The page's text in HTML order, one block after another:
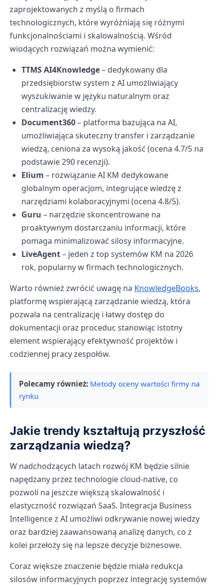
zaprojektowanych z myślą o firmach
technologicznych, które wyróżniają się różnymi
funkcjonalnościami i skalowalnością. Wśród
wiodących rozwiązań można wymienić:
TTMS AI4Knowledge– dedykowany dla
przedsiębiorstw system z AI umożliwiający
wyszukiwanie w języku naturalnym oraz
centralizację wiedzy.
Document360– platforma bazująca na AI,
umożliwiająca skuteczny transfer i zarządzanie
wiedzą, ceniona za wysoką jakość (ocena 4.7/5 na
podstawie 290 recenzji).
Elium – rozwiązanie AI KM dedykowane
globalnym operacjom, integrujące wiedzę z
narzędziami kolaboracyjnymi (ocena 4.8/5).
Guru – narzędzie skoncentrowane na
proaktywnym dostarczaniu informacji, które
pomaga minimalizować silosy informacyjne.
LiveAgent– jeden z top systemów KM na 2026
rok, popularny w firmach technologicznych.
Warto również zwrócić uwagę na KnowledgeBooks,
platformę wspierającą zarządzanie wiedzą, która
pozwala na centralizację i łatwy dostęp do
dokumentacji oraz procedur, stanowiąc istotny
element wspierający efektywność projektów i
codziennej pracy zespołów.
Polecamy również: Metody oceny wartości firmy na
rynku
Jakie trendy kształtują przyszłość
zarządzania wiedzą?
W nadchodzących latach rozwój KM będzie silnie
napędzany przez technologie cloud-native, co
pozwoli na jeszcze większą skalowalność i
elastyczność rozwiązań SaaS. Integracja Business
Intelligence z AI umożliwi odkrywanie nowej wiedzy
oraz bardziej zaawansowaną analizę danych, co z
kolei przełoży się na lepsze decyzje biznesowe.
Coraz większe znaczenie będzie miała redukcja
silosów informacyjnych poprzez integrację systemów